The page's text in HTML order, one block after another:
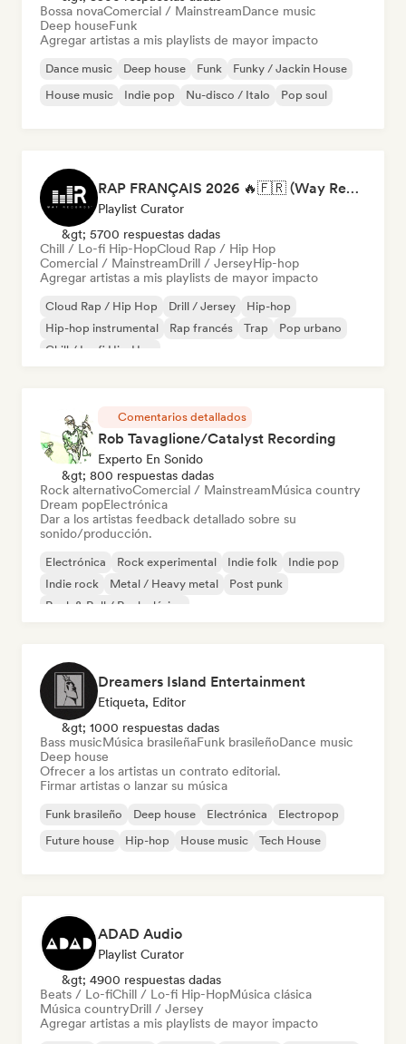
Bossa novaComercial / MainstreamDance music
Deep houseFunk
Agregar artistas a mis playlists de mayor impacto
Dance music Deep house Funk
Funky / Jackin House
House music
Indie pop Nu-disco / Italo Pop soul
RAP FRANÇAIS 2026 🔥🇫🇷 (Way Records)
Playlist Curator
&gt; 5700 respuestas dadas
Chill / Lo-fi Hip-HopCloud Rap / Hip Hop
Comercial / MainstreamDrill / JerseyHip-hop
Agregar artistas a mis playlists de mayor impacto
Cloud Rap / Hip Hop Drill / Jersey
Hip-hop
Hip-hop instrumental
Rap francés Trap
Pop urbano
Chill / Lo-fi Hip-Hop
Comentarios detallados
Rob Tavaglione/Catalyst Recording
Experto En Sonido
&gt; 800 respuestas dadas
Rock alternativoComercial / MainstreamMúsica country
Dream popElectrónica
Dar a los artistas feedback detallado sobre su
sonido/producción.
Electrónica Rock experimental Indie folk
Indie pop
Indie rock
Metal / Heavy metal
Post punk
Rock & Roll / Rock clásico
Dreamers Island Entertainment
Etiqueta, Editor
&gt; 1000 respuestas dadas
Bass musicMúsica brasileñaFunk brasileñoDance music
Deep house
Ofrecer a los artistas un contrato editorial.
Firmar artistas o lanzar su música
Funk brasileño Deep house Electrónica
Electropop
Future house
Hip-hop House music Tech House
ADAD Audio
Playlist Curator
&gt; 4900 respuestas dadas
Beats / Lo-fiChill / Lo-fi Hip-HopMúsica clásica
Música countryDrill / Jersey
Agregar artistas a mis playlists de mayor impacto